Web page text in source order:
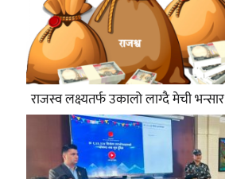
राजस्व लक्ष्यतर्फ उकालो लाग्दै मेची भन्सार